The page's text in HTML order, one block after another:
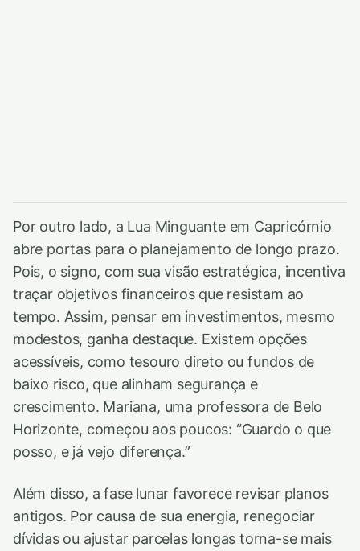
Por outro lado, a Lua Minguante em Capricórnio
abre portas para o planejamento de longo prazo.
Pois, o signo, com sua visão estratégica, incentiva
traçar objetivos financeiros que resistam ao
tempo. Assim, pensar em investimentos, mesmo
modestos, ganha destaque. Existem opções
acessíveis, como tesouro direto ou fundos de
baixo risco, que alinham segurança e
crescimento. Mariana, uma professora de Belo
Horizonte, começou aos poucos: “Guardo o que
posso, e já vejo diferença.”
Além disso, a fase lunar favorece revisar planos
antigos. Por causa de sua energia, renegociar
dívidas ou ajustar parcelas longas torna-se mais